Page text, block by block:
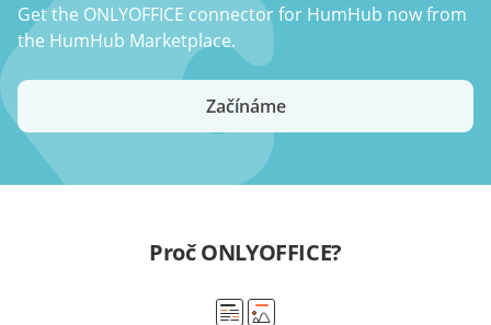
Get the ONLYOFFICE connector for HumHub now from
the HumHub Marketplace.
Začínáme
Proč ONLYOFFICE?